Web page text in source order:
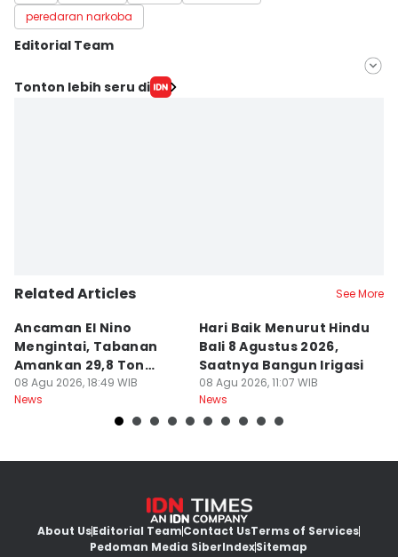
peredaran narkoba
Editorial Team
Editor
Tonton lebih seru di
Related Articles See More
Ancaman El Nino
Mengintai, Tabanan
Amankan 29,8 Ton
Beras
08 Agu 2026, 18:49 WIB
News
Hari Baik Menurut Hindu
Bali 8 Agustus 2026,
Saatnya Bangun Irigasi
08 Agu 2026, 11:07 WIB
News
About UsEditorial TeamContact UsTerms of Services
Pedoman Media SiberIndexSitemap